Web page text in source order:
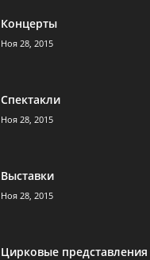
Концерты
Ноя 28, 2015
Спектакли
Ноя 28, 2015
Выставки
Ноя 28, 2015
Цирковые представления